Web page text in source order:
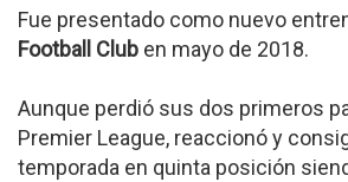
Fue presentado como nuevo
Football Club en mayo de 2018.
Aunque perdió sus dos primeros
Premier League, reaccionó y
temporada en quinta posición